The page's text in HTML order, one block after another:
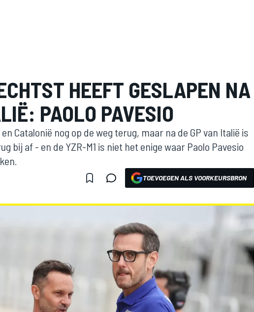
HEEFT GESLAPEN NA
PAOLO PAVESIO
Catalonië nog op de weg terug, maar na de GP van Italië is
bij af - en de YZR-M1 is niet het enige waar Paolo Pavesio
TOEVOEGEN ALS VOORKEURSBRON